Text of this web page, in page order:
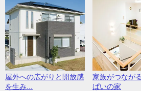
屋外への広がりと開放感
を生み...
家族がつなが
ぱいの家